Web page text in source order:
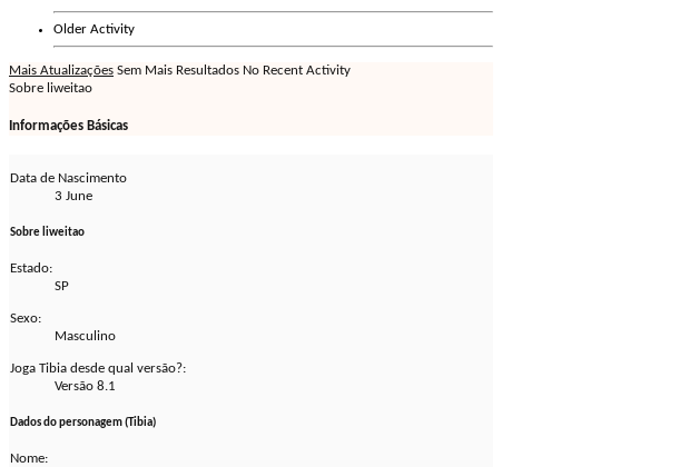
Older Activity
Mais Atualizações Sem Mais Resultados No Recent Activity
Sobre liweitao
Informações Básicas
Data de Nascimento
3 June
Sobre liweitao
Estado:
SP
Sexo:
Masculino
Joga Tibia desde qual versão?:
Versão 8.1
Dados do personagem (Tibia)
Nome: